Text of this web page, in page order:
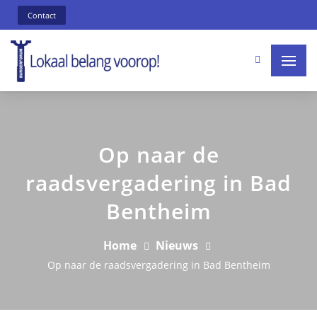
Contact
Op naar de
raadsvergadering in Bad
Bentheim
Home Nieuws
Op naar de raadsvergadering in Bad Bentheim